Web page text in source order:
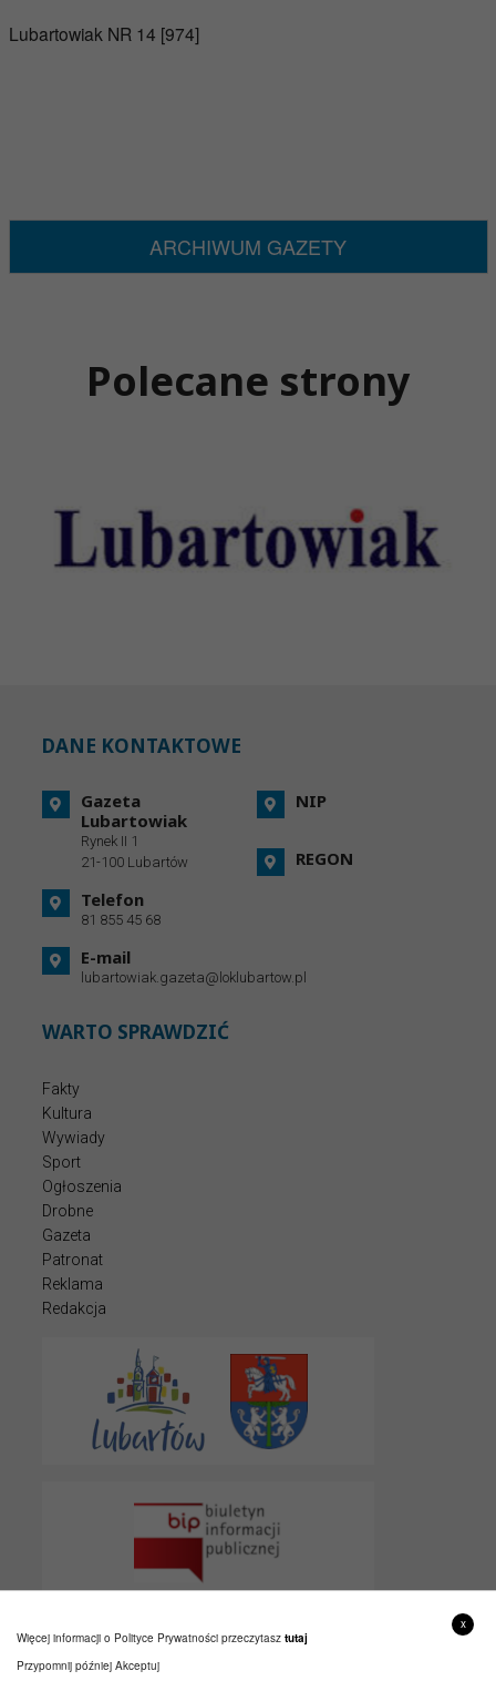
Lubartowiak NR 14 [974]
ARCHIWUM GAZETY
Polecane strony
DANE KONTAKTOWE
Gazeta
Lubartowiak
Rynek II 1
21-100 Lubartów
Telefon
81 855 45 68
E-mail
lubartowiak.gazeta@loklubartow.pl
NIP
REGON
WARTO SPRAWDZIĆ
Fakty
Kultura
Wywiady
Sport
Ogłoszenia
Drobne
Gazeta
Patronat
Reklama
Redakcja
x
Więcej informacji o Polityce Prywatności przeczytasz tutaj
Przypomnij później Akceptuj